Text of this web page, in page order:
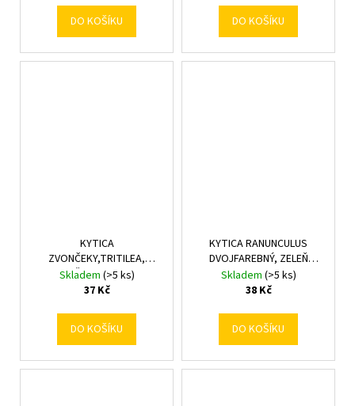
DO KOŠÍKU DO KOŠÍKU
KYTICA
ZVONČEKY,TRITILEA,
ZELEŇ MIX/3F 44CM
Skladem (>5 ks)
37 Kč
DO KOŠÍKU
KYTICA RANUNCULUS
DVOJFAREBNÝ, ZELEŇ
MIX/3F 29CM
Skladem (>5 ks)
38 Kč
DO KOŠÍKU